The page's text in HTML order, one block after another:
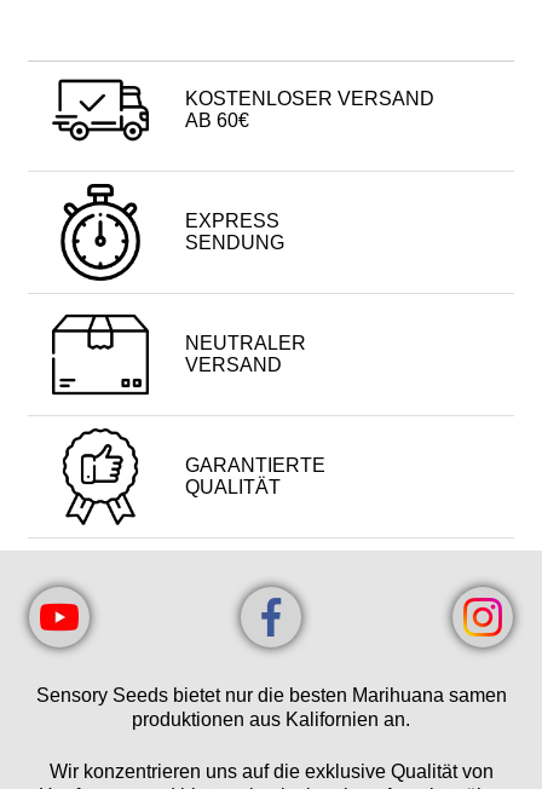
KOSTENLOSER VERSAND
AB 60€
EXPRESS
SENDUNG
NEUTRALER
VERSAND
GARANTIERTE
QUALITÄT
Sensory Seeds bietet nur die besten Marihuana samen
produktionen aus Kalifornien an.
Wir konzentrieren uns auf die exklusive Qualität von